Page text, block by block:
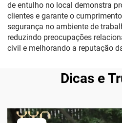
de entulho no local demonstra
clientes e garante o
segurança no ambiente de
reduzindo preocupações
civil e melhorando a reputação
Dicas e